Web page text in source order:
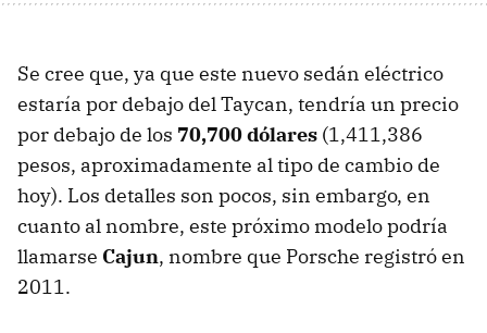
Se cree que, ya que este nuevo sedán eléctrico
estaría por debajo del Taycan, tendría un precio
por debajo de los 70,700 dólares (1,411,386
pesos, aproximadamente al tipo de cambio de
hoy). Los detalles son pocos, sin embargo, en
cuanto al nombre, este próximo modelo podría
llamarse Cajun, nombre que Porsche registró en
2011.